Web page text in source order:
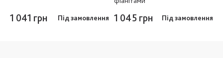
1 041 грн Під замовлення 1 045 грн Під замовлення